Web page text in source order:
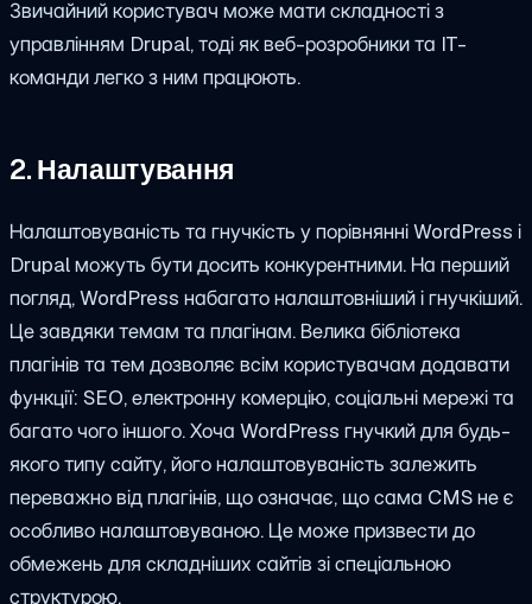
Звичайний користувач може мати складності з
управлінням Drupal, тоді як веб-розробники та IT-
команди легко з ним працюють.
2. Налаштування
Налаштовуваність та гнучкість у порівнянні WordPress і
Drupal можуть бути досить конкурентними. На перший
погляд, WordPress набагато налаштовніший і гнучкіший.
Це завдяки темам та плагінам. Велика бібліотека
плагінів та тем дозволяє всім користувачам додавати
функції: SEO, електронну комерцію, соціальні мережі та
багато чого іншого. Хоча WordPress гнучкий для будь-
якого типу сайту, його налаштовуваність залежить
переважно від плагінів, що означає, що сама CMS не є
особливо налаштовуваною. Це може призвести до
обмежень для складніших сайтів зі спеціальною
структурою.